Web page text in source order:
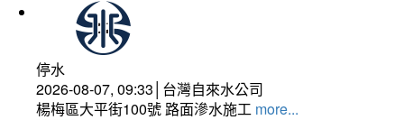
停水
2026-08-07, 09:33│台灣自來水公司
楊梅區大平街100號 路面滲水施工 more...